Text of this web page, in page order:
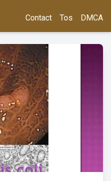
Contact Tos DMCA